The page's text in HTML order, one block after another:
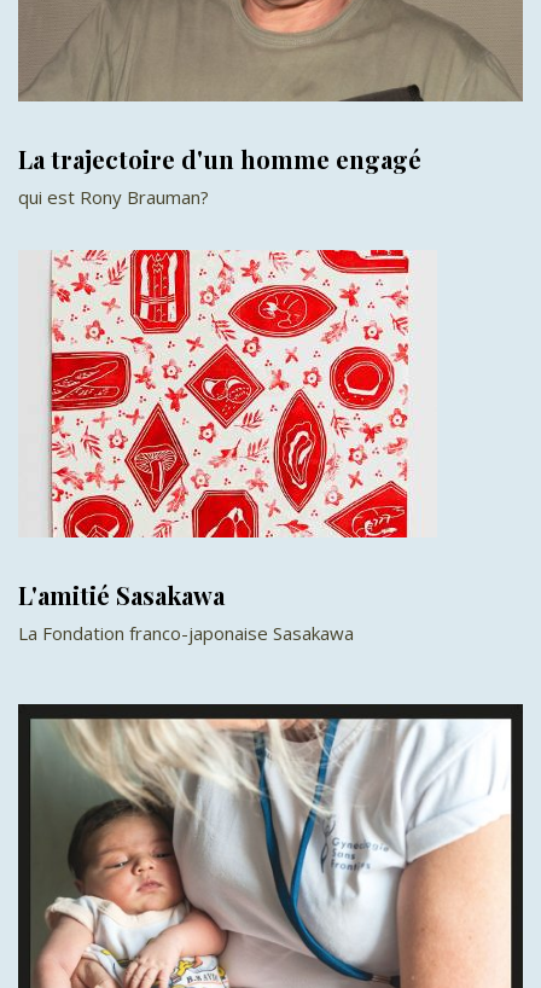
La trajectoire d'un homme engagé
qui est Rony Brauman?
L'amitié Sasakawa
La Fondation franco-japonaise Sasakawa